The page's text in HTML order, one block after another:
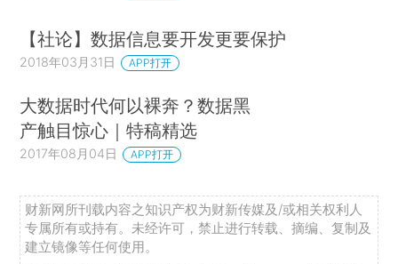
【社论】数据信息要开发更要保护
2018年03月31日 APP打开
大数据时代何以裸奔？数据黑
产触目惊心｜特稿精选
2017年08月04日 APP打开
财新网所刊载内容之知识产权为财新传媒及/或相关权利人
专属所有或持有。未经许可，禁止进行转载、摘编、复制及
建立镜像等任何使用。